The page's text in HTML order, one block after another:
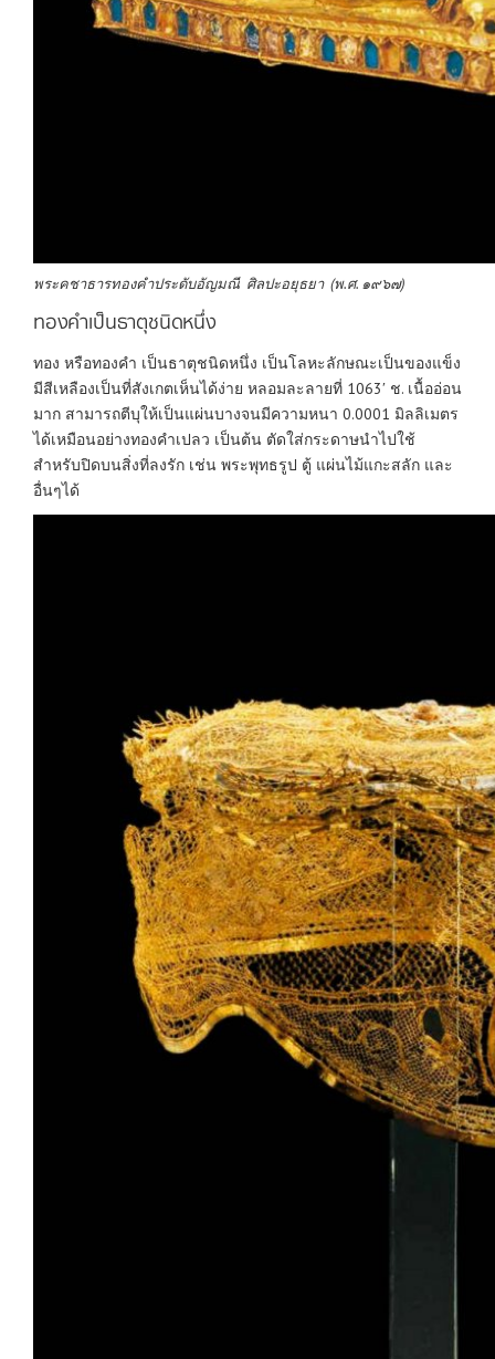
พระคชาธารทองคำประดับอัญมณี ศิลปะอยุธยา (พ.ศ. ๑๙๖๗)
ทองคำเป็นธาตุชนิดหนึ่ง
ทอง หรือทองคำ เป็นธาตุชนิดหนึ่ง เป็นโลหะลักษณะเป็นของแข็ง
มีสีเหลืองเป็นที่สังเกตเห็นได้ง่าย หลอมละลายที่ 1063′ ช. เนื้ออ่อน
มาก สามารถตีบุให้เป็นแผ่นบางจนมีความหนา 0.0001 มิลลิเมตร
ได้เหมือนอย่างทองคำเปลว เป็นต้น ตัดใส่กระดาษนำไปใช้
สำหรับปิดบนสิ่งที่ลงรัก เช่น พระพุทธรูป ตู้ แผ่นไม้แกะสลัก และ
อื่นๆได้